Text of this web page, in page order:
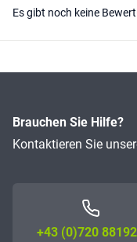
Es gibt noch keine
Brauchen Sie Hilfe?
Kontaktieren Sie
+43 (0)72­0